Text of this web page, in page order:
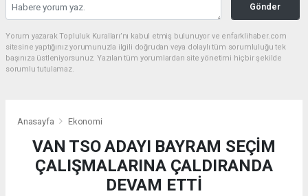
Gönder
Yorum yazarak Topluluk Kuralları’nı kabul etmiş bulunuyor ve enfarklihaber.com
sitesine yaptığınız yorumunuzla ilgili doğrudan veya dolaylı tüm sorumluluğu tek
başınıza üstleniyorsunuz. Yazılan tüm yorumlardan site yönetimi hiçbir şekilde
sorumlu tutulamaz.
Anasayfa Ekonomi
VAN TSO ADAYI BAYRAM SEÇİM
ÇALIŞMALARINA ÇALDIRANDA
DEVAM ETTİ